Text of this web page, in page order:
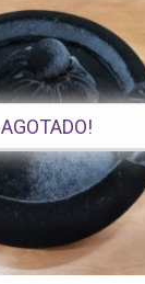
AGOTADO!